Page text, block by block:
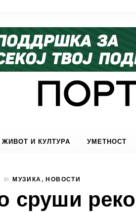
ЖИВОТ И КУЛТУРА УМЕТНОСТ
In МУЗИКА, НОВОСТИ
сруши